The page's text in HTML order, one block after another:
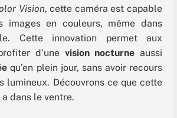
Vision, cette caméra est capable
images en couleurs, même dans
Cette innovation permet aux
d’une vision nocturne aussi
qu’en plein jour, sans avoir recours
lumineux. Découvrons ce que cette
dans le ventre.